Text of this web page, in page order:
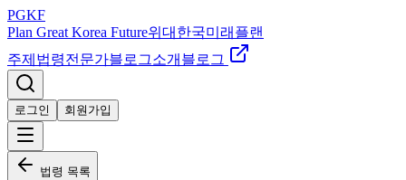
PGKF
Plan Great Korea Future위대한국미래플랜
주제 법령전문가블로그소개 블로그
로그인 회원가입
법령 목록